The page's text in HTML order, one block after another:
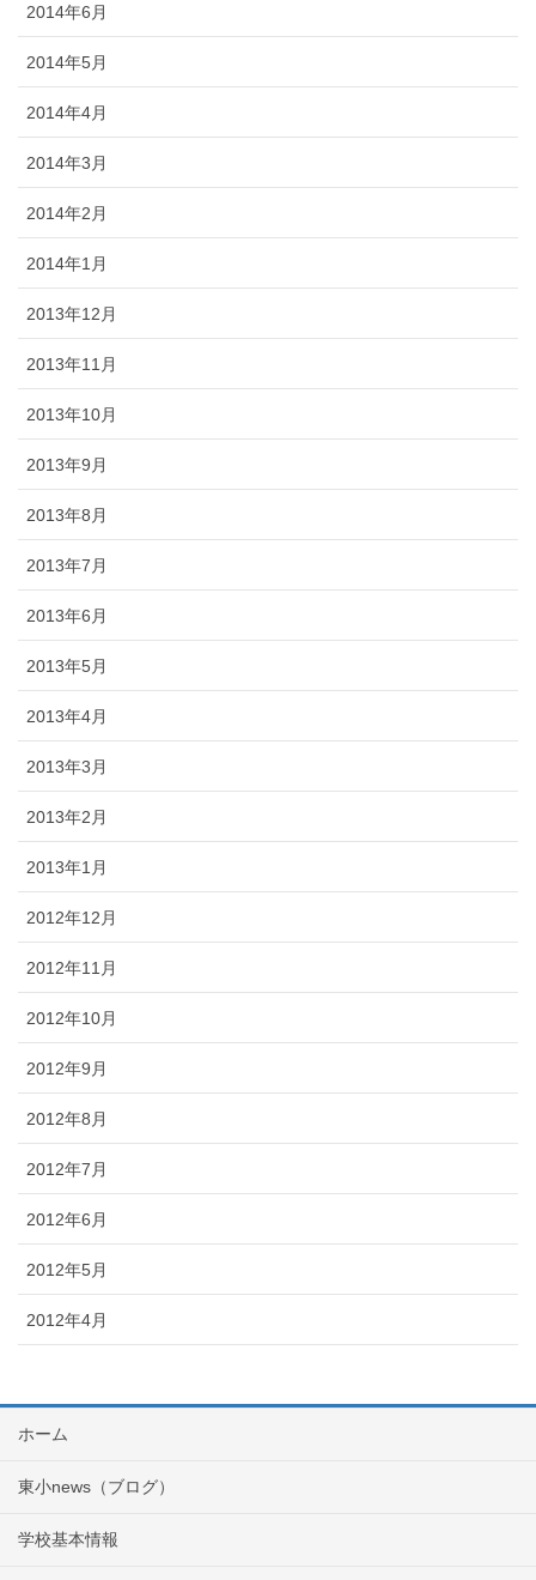
2014年6月
2014年5月
2014年4月
2014年3月
2014年2月
2014年1月
2013年12月
2013年11月
2013年10月
2013年9月
2013年8月
2013年7月
2013年6月
2013年5月
2013年4月
2013年3月
2013年2月
2013年1月
2012年12月
2012年11月
2012年10月
2012年9月
2012年8月
2012年7月
2012年6月
2012年5月
2012年4月
ホーム
東小news（ブログ）
学校基本情報